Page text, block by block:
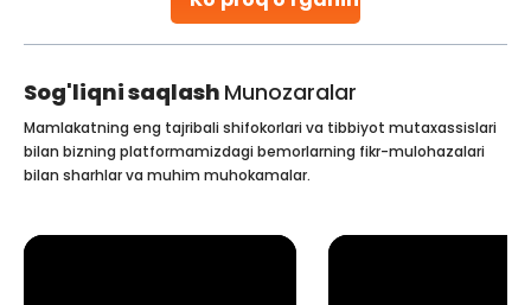
Sog'liqni saqlash Munozaralar
Mamlakatning eng tajribali shifokorlari va tibbiyot mutaxassislari
bilan bizning platformamizdagi bemorlarning fikr-mulohazalari
bilan sharhlar va muhim muhokamalar.